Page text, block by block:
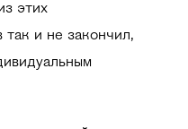
этих
так и не закончил,